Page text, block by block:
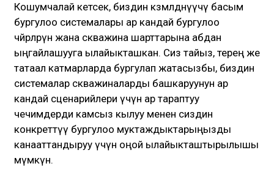
Кошумчалай кетсек, биздин көзөмөлдөнүүчү басым
бургулоо системалары ар кандай бургулоо
чөйрөлөрүнө жана скважина шарттарына абдан
ыңгайлашууга ылайыкташкан. Сиз тайыз, терең же
татаал катмарларда бургулап жатасызбы, биздин
системалар скважиналарды башкаруунун ар
кандай сценарийлери үчүн ар тараптуу
чечимдерди камсыз кылуу менен сиздин
конкреттүү бургулоо муктаждыктарыңызды
канааттандыруу үчүн оңой ылайыкташтырылышы
мүмкүн.